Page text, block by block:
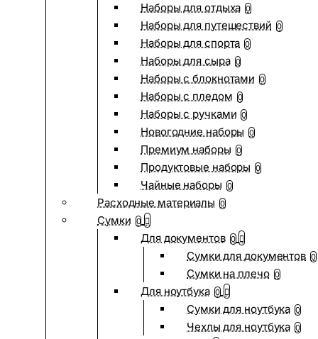
Наборы для отдыха 0
Наборы для путешествий 0
Наборы для спорта 0
Наборы для сыра 0
Наборы с блокнотами 0
Наборы с пледом 0
Наборы с ручками 0
Новогодние наборы 0
Премиум наборы 0
Продуктовые наборы 0
Чайные наборы 0
Расходные материалы 0
Сумки 0
Для документов 0
Сумки для документов 0
Сумки на плечо 0
Для ноутбука 0
Сумки для ноутбука 0
Чехлы для ноутбука 0